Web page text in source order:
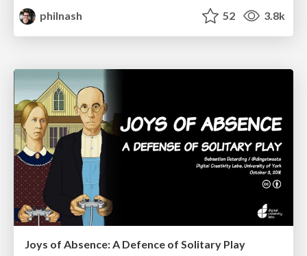
philnash
52 3.8k
Joys of Absence: A Defence of Solitary Play